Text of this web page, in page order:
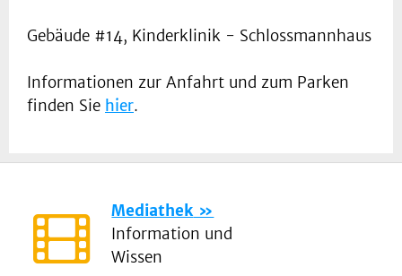
Gebäude #14, Kinderklinik - Schlossmannhaus
Informationen zur Anfahrt und zum Parken
finden Sie hier.
Mediathek
Information und
Wissen